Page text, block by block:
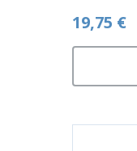
19,75 €